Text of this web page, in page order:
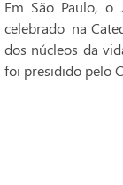
Em São Paulo, o
celebrado na
dos núcleos da
foi presidido pelo